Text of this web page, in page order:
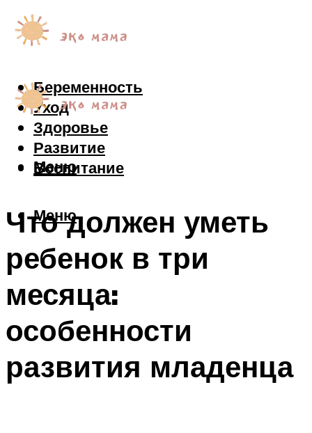
Беременность
Уход
Здоровье
Развитие
Воспитание
Меню
Меню
Что должен уметь
ребенок в три
месяца:
особенности
развития младенца